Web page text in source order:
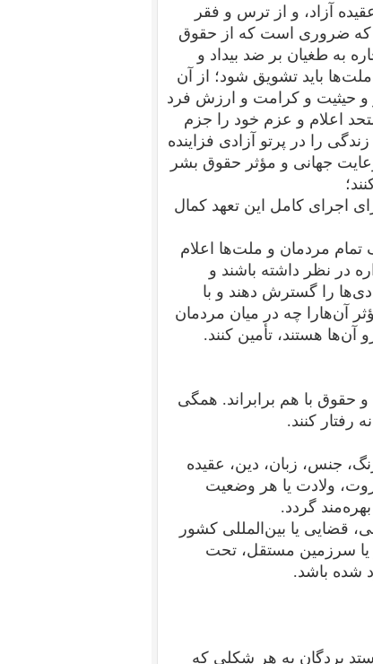
آزاد، و از ترس و فقر
که ضروری است که از حقوق
به طغیان بر ضد بیداد و
باید تشویق شود؛ از آن
و حیثیت و کرامت و ارزش فرد
اعلام و عزم خود را جزم
را در پرتو آزادی فزاینده
جهانی و مؤثر حقوق بشر
اجرای کامل این تعهد کمال
مردمان و ملت‌ها اعلام
در نظر داشته باشند و
را گسترش دهند و با
آن‌هارا چه در میان مردمان
هستند، تأمین کنند.
حقوق با هم برابراند. همگی
رفتار کنند.
جنس، زبان، دین، عقیده
ولادت یا هر وضعیت
گردد.
قضایی یا بین‌المللی کشور
یا سرزمین مستقل، تحت
شده باشد.
بردگان به هر شکلی که